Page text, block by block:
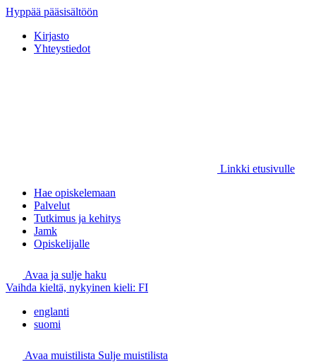
Hyppää pääsisältöön
Kirjasto
Yhteystiedot
Linkki etusivulle
Hae opiskelemaan
Palvelut
Tutkimus ja kehitys
Jamk
Opiskelijalle
Avaa ja sulje haku
Vaihda kieltä, nykyinen kieli: FI
englanti
suomi
Avaa muistilista Sulje muistilista